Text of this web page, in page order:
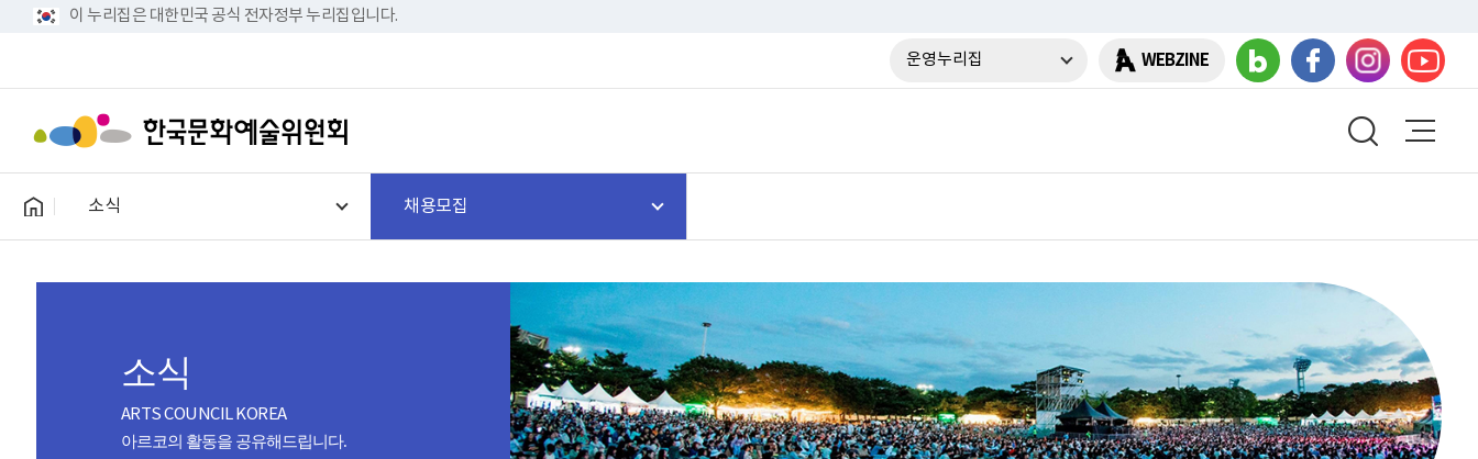
이 누리집은 대한민국 공식 전자정부 누리집입니다.
운영누리집 WEBZINE
소식 채용모집
소식
ARTS COUNCIL KOREA
아르코의 활동을 공유해드립니다.